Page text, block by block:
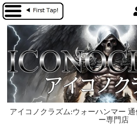
アイコノクラズム:ウォーハンマー
ー専門店